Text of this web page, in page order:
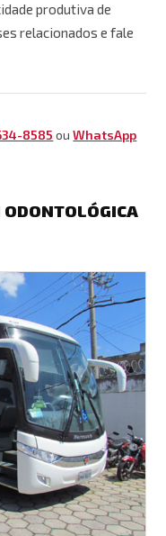
produtiva de
relacionados e fale
8585 ouWhatsApp
ODONTOLÓGICA